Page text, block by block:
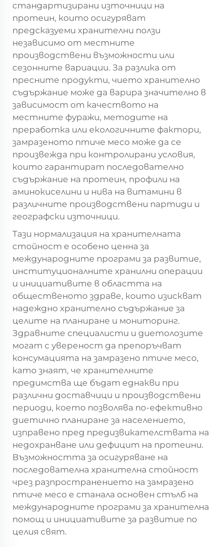
стандартизирани източници на
протеин, които осигуряват
предсказуеми хранителни ползи
независимо от местните
производствени възможности или
сезонните вариации. За разлика от
пресните продукти, чието хранително
съдържание може да варира значително в
зависимост от качеството на
местните фуражи, методите на
преработка или екологичните фактори,
замразеното птиче месо може да се
произвежда при контролирани условия,
които гарантират последователно
съдържание на протеин, профили на
аминокиселини и нива на витамини в
различните производствени партиди и
географски източници.
Тази нормализация на хранителната
стойност е особено ценна за
международните програми за развитие,
институционалните хранилни операции
и инициативите в областта на
общественото здраве, които изискват
надеждно хранително съдържание за
целите на планиране и мониторинг.
Здравните специалисти и диетолозите
могат с увереност да препоръчват
консумацията на замразено птиче месо,
като знаят, че хранителните
предимства ще бъдат еднакви при
различни доставчици и производствени
периоди, което позволява по-ефективно
диетично планиране за населението,
изправено пред предизвикателствата на
недохранване или дефицит на протеини.
Възможността за осигуряване на
последователна хранителна стойност
чрез разпространението на замразено
птиче месо е станала основен стълб на
международните програми за хранителна
помощ и инициативите за развитие по
целия свят.